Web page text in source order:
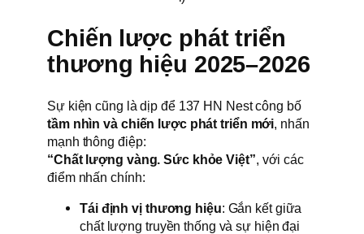
Chiến lược phát triển
thương hiệu 2025–2026
Sự kiện cũng là dịp để 137 HN Nest công bố
tầm nhìn và chiến lược phát triển mới , nhấn
mạnh thông điệp:
“Chất lượng vàng. Sức khỏe Việt” , với các
điểm nhấn chính:
Tái định vị thương hiệu: Gắn kết giữa
chất lượng truyền thống và sự hiện đại